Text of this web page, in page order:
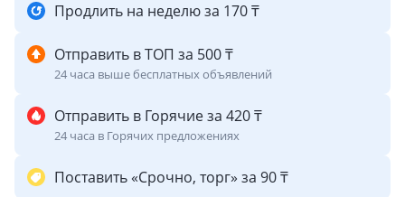
Продлить на неделю за 170 ₸
Отправить в ТОП за 500 ₸
24 часа выше бесплатных объявлений
Отправить в Горячие за 420 ₸
24 часа в Горячих предложениях
Поставить «Срочно, торг» за 90 ₸